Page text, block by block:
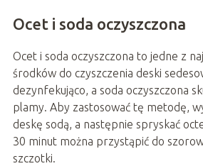
Ocet i soda oczyszczona
Ocet i soda oczyszczona to jedne z
środków do czyszczenia deski
dezynfekująco, a soda oczyszczona
plamy. Aby zastosować tę metodę,
deskę sodą, a następnie spryskać
30 minut można przystąpić do
szczotki.